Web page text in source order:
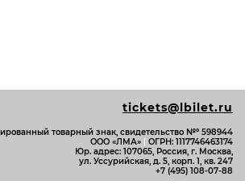
tickets@lbilet.ru
товарный знак, свидетельство №º 598944
ООО «ЛМА» | ОГРН: 1117746463174
Юр. адрес: 107065, Россия, г. Москва,
ул. Уссурийская, д. 5, корп. 1, кв. 247
+7 (495) 108-07-88